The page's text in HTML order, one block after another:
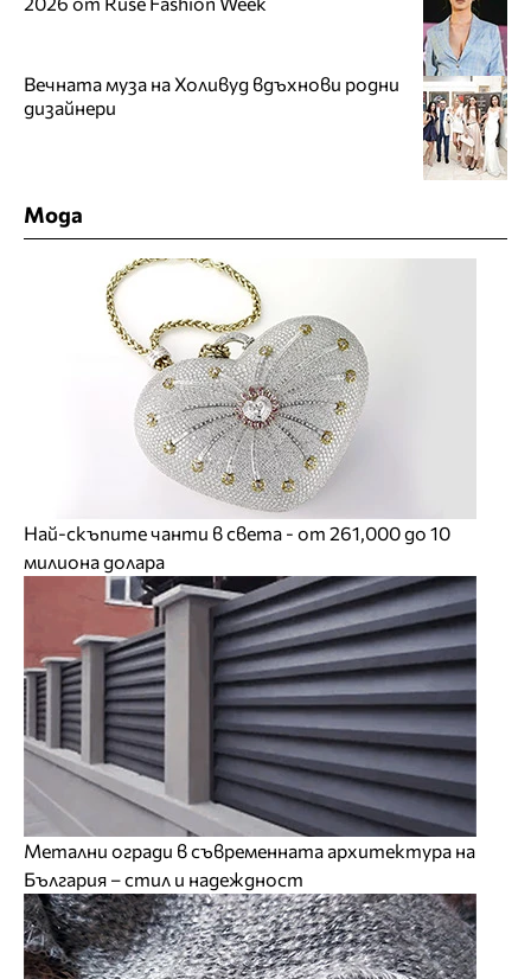
Вечната муза на Холивуд вдъхнови родни
дизайнери
Мода
Най-скъпите чанти в света - от 261,000 до 10
милиона долара
Метални огради в съвременната архитектура на
България – стил и надеждност